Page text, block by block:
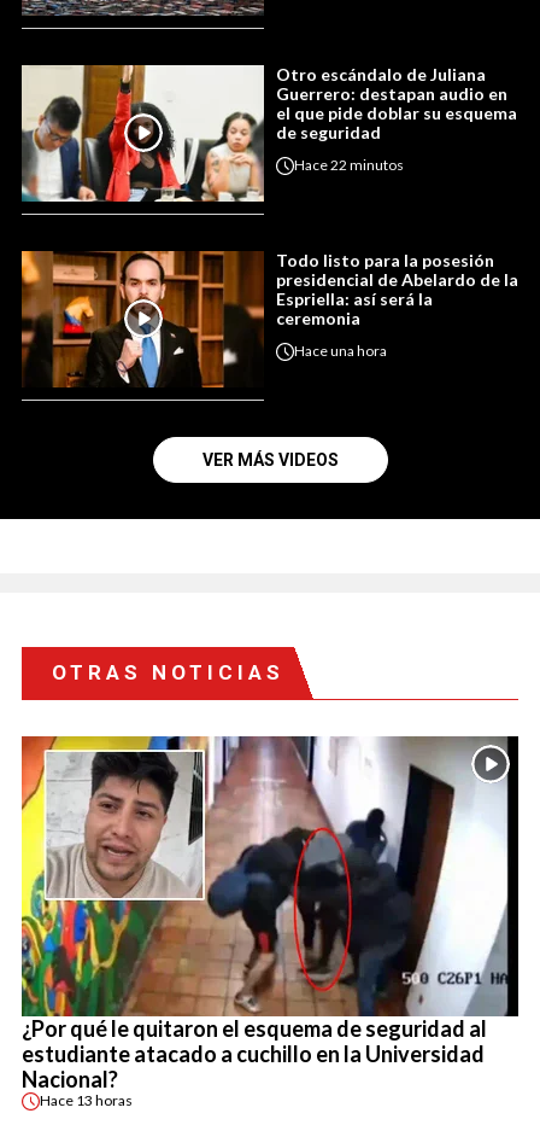
Otro escándalo de Juliana
Guerrero: destapan audio en
el que pide doblar su esquema
de seguridad
Hace22 minutos
Todo listo para la posesión
presidencial de Abelardo de la
Espriella: así será la
ceremonia
Haceuna hora
VER MÁS VIDEOS
OTRAS NOTICIAS
¿Por qué le quitaron el esquema de seguridad al
estudiante atacado a cuchillo en la Universidad
Nacional?
Hace 13 horas